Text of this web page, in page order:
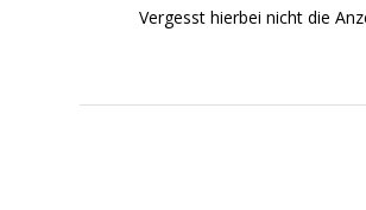
Vergesst hierbei nicht die